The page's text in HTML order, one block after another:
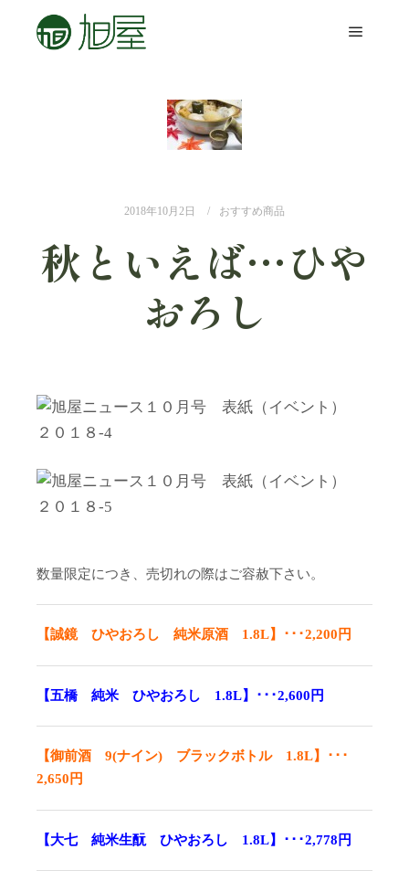
2018年10月2日 おすすめ商品
秋といえば…ひや
おろし
数量限定につき、売切れの際はご容赦下さい。
【誠鏡 ひやおろし 純米原酒 1.8L】･･･2,200円
【五橋 純米 ひやおろし 1.8L】･･･2,600円
【御前酒 9(ナイン) ブラックボトル 1.8L】･･･
2,650円
【大七 純米生酛 ひやおろし 1.8L】･･･2,778円